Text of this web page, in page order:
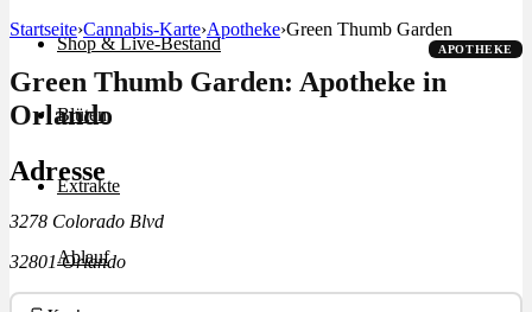
Shop & Live-Bestand
Blüten
Extrakte
Ablauf
Startseite›Cannabis-Karte›Apotheke›Green Thumb Garden
APOTHEKE
Green Thumb Garden: Apotheke in
Orlando
Adresse
3278 Colorado Blvd
32801 Orlando